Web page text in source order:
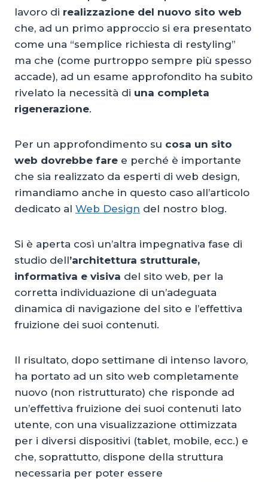
lavoro di realizzazione del nuovo sito web
che, ad un primo approccio si era presentato
come una “semplice richiesta di restyling”
ma che (come purtroppo sempre più spesso
accade), ad un esame approfondito ha subito
rivelato la necessità di una completa
rigenerazione.
Per un approfondimento su cosa un sito
web dovrebbe fare e perché è importante
che sia realizzato da esperti di web design,
rimandiamo anche in questo caso all’articolo
dedicato al Web Design del nostro blog.
Si è aperta così un’altra impegnativa fase di
studio dell’architettura strutturale,
informativa e visiva del sito web, per la
corretta individuazione di un’adeguata
dinamica di navigazione del sito e l’effettiva
fruizione dei suoi contenuti.
Il risultato, dopo settimane di intenso lavoro,
ha portato ad un sito web completamente
nuovo (non ristrutturato) che risponde ad
un’effettiva fruizione dei suoi contenuti lato
utente, con una visualizzazione ottimizzata
per i diversi dispositivi (tablet, mobile, ecc.) e
che, soprattutto, dispone della struttura
necessaria per poter essere